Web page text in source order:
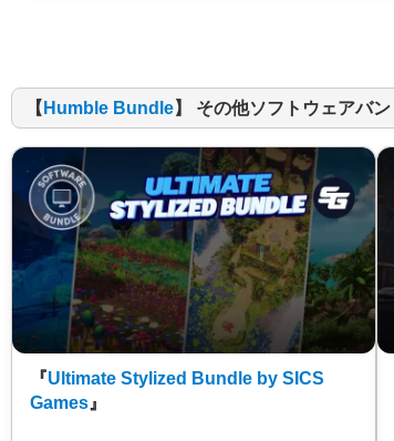
【 Humble Bundle】 その他ソフトウェアバ
『Ultimate Stylized Bundle by SICS
Games』